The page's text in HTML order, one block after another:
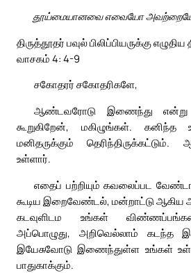
தூய்மையானவை எவையோ அவற்றையே
திருத்தூதர் பவுல் பிலிப்பியருக்கு எழுதிய
வாசகம் 4: 4-9
சகோதரர் சகோதரிகளே,
ஆண்டவரோடு இணைந்து என்று
கூறுகிறேன், மகிழுங்கள்.
மனிதருக்கும்
உள்ளார்.
எதைப் பற்றியும் கவலைப்பட
கூடிய இறைவேண்டல், மன்றாட்டு ஆகிய
கடவுளிடம உங்கள்
அப்பொழுது, அறிவெல்லாம் கடந்த
இயேசுவோடு இணைந்துள்ள உங்கள்
பாதுகாக்கும்.